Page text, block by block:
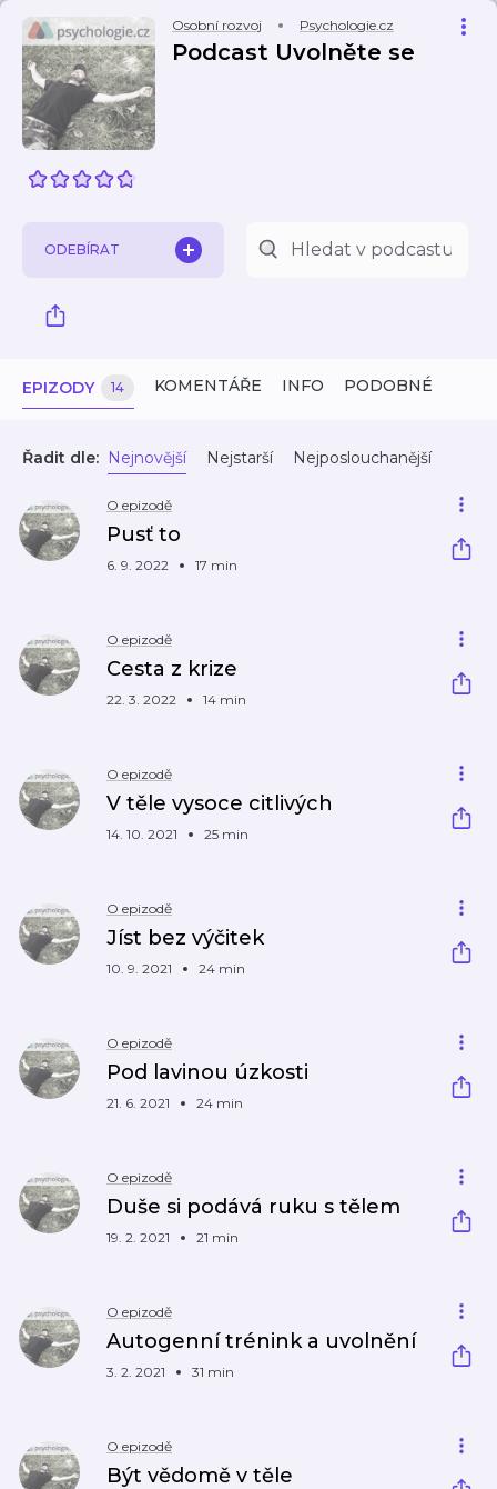
Osobní rozvoj Psychologie.cz
Podcast Uvolněte se
ODEBÍRAT
EPIZODY 14 KOMENTÁŘE INFO PODOBNÉ
Řadit dle: Nejnovější Nejstarší Nejposlouchanější
O epizodě
Pusť to
6. 9. 2022 17 min
O epizodě
Cesta z krize
22. 3. 2022 14 min
O epizodě
V těle vysoce citlivých
14. 10. 2021 25 min
O epizodě
Jíst bez výčitek
10. 9. 2021 24 min
O epizodě
Pod lavinou úzkosti
21. 6. 2021 24 min
O epizodě
Duše si podává ruku s tělem
19. 2. 2021 21 min
O epizodě
Autogenní trénink a uvolnění
3. 2. 2021 31 min
O epizodě
Být vědomě v těle